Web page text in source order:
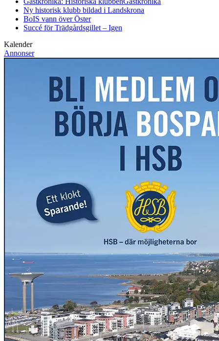
Ny historisk klubb bildad i Landskrona
BoIS vann över Öster
Succé för Trädgårdsgillet – Igen
Kalender
Annonser